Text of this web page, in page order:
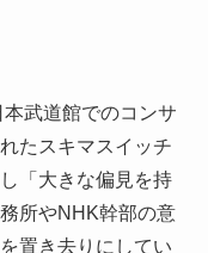
武道館でのコンサ
たスキマスイッチ
「大きな偏見を持
所やNHK幹部の意
置き去りにしてい